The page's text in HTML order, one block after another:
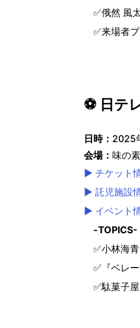
✅俄然 風
✅来場者
⚽ 日テ
日時： 2025
会場： 味の
▶ チケット
▶ 託児施設
▶ イベント
-TOPICS-
✅小林海
✅『ベレ
✅駄菓子